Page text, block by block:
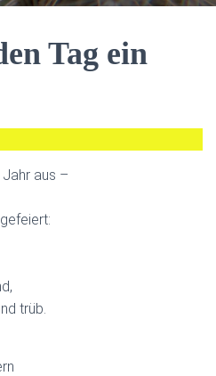
Tag ein
aus –
trüb.